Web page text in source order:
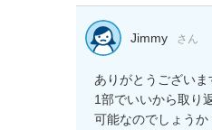
Jimmy さん
ありがとうございま
1部でいいから取り
可能なのでしょうか